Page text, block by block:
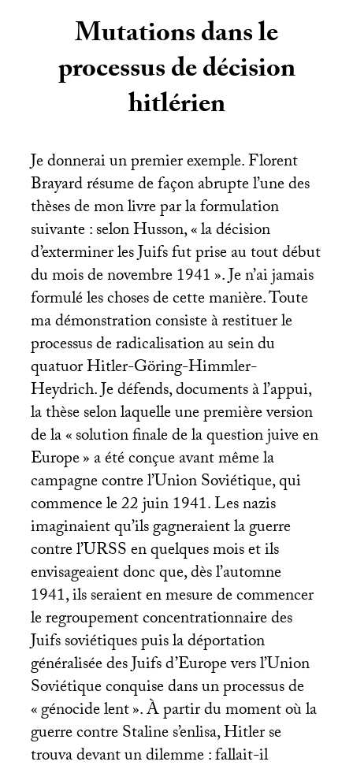
Mutations dans le
processus de décision
hitlérien
Je donnerai un premier exemple. Florent
Brayard résume de façon abrupte l’une des
thèses de mon livre par la formulation
suivante : selon Husson, «la décision
d’exterminer les Juifs fut prise au tout début
du mois de novembre 1941». Je n’ai jamais
formulé les choses de cette manière. Toute
ma démonstration consiste à restituer le
processus de radicalisation au sein du
quatuor Hitler-Göring-Himmler-
Heydrich. Je défends, documents à l’appui,
la thèse selon laquelle une première version
de la «solution finale de la question juive en
Europe» a été conçue avant même la
campagne contre l’Union Soviétique, qui
commence le 22 juin 1941. Les nazis
imaginaient qu’ils gagneraient la guerre
contre l’URSSen quelques mois et ils
envisageaient donc que, dès l’automne
1941, ils seraient en mesure de commencer
le regroupement concentrationnaire des
Juifs soviétiques puis la déportation
généralisée des Juifs d’Europe vers l’Union
Soviétique conquise dans un processus de
«génocide lent». À partir du moment où la
guerre contre Staline s’enlisa, Hitler se
trouva devant un dilemme : fallait-il